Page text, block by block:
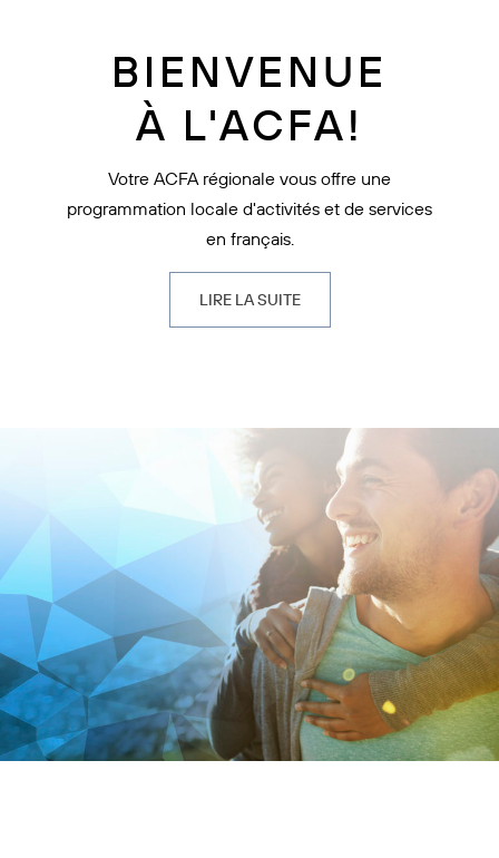
BIENVENUE
À L'ACFA!
Votre ACFA régionale vous offre une
programmation locale d'activités et de services
en français.
LIRE LA SUITE